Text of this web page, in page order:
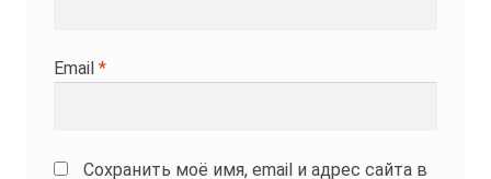
Email *
Сохранить моё имя, email и адрес сайта в